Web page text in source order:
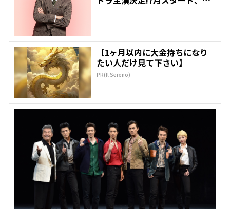
【1ヶ月以内に大金持ちになり
たい人だけ見て下さい】
PR(Il Sereno)